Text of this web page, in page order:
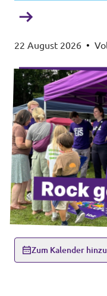
22 August 2026 •
Zum Kalender